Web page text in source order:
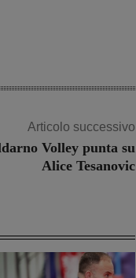
Articolo successivo
Volley punta su
Alice Tesanovic